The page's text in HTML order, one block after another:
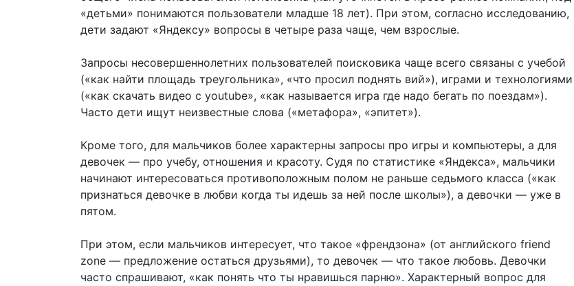
«детьми» понимаются пользователи младше 18 лет). При этом, согласно исследованию,
дети задают «Яндексу» вопросы в четыре раза чаще, чем взрослые.
Запросы несовершеннолетних пользователей поисковика чаще всего связаны с учебой
(«как найти площадь треугольника», «что просил поднять вий»), играми и технологиями
(«как скачать видео с youtube», «как называется игра где надо бегать по поездам»).
Часто дети ищут неизвестные слова («метафора», «эпитет»).
Кроме того, для мальчиков более характерны запросы про игры и компьютеры, а для
девочек — про учебу, отношения и красоту. Судя по статистике «Яндекса», мальчики
начинают интересоваться противоположным полом не раньше седьмого класса («как
признаться девочке в любви когда ты идешь за ней после школы»), а девочки — уже в
пятом.
При этом, если мальчиков интересует, что такое «френдзона» (от английского friend
zone — предложение остаться друзьями), то девочек — что такое любовь. Девочки
часто спрашивают, «как понять что ты нравишься парню». Характерный вопрос для